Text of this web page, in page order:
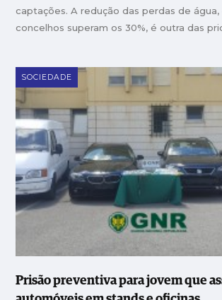
captações. A redução das perdas de
concelhos superam os 30%, é outra das
SOCIEDADE
Prisão preventiva para jovem que